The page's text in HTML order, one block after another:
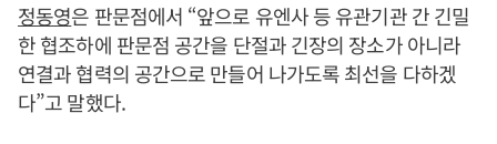
정동영은 판문점에서 “앞으로 유엔사 등 유관기관 간 긴밀
한 협조하에 판문점 공간을 단절과 긴장의 장소가 아니라
연결과 협력의 공간으로 만들어 나가도록 최선을 다하겠
다”고 말했다.